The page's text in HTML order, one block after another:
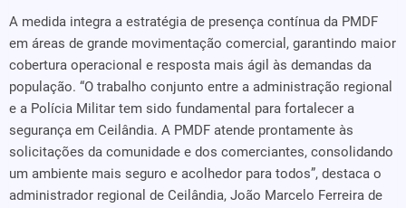
A medida integra a estratégia de presença contínua da PMDF
em áreas de grande movimentação comercial, garantindo maior
cobertura operacional e resposta mais ágil às demandas da
população. “O trabalho conjunto entre a administração regional
e a Polícia Militar tem sido fundamental para fortalecer a
segurança em Ceilândia. A PMDF atende prontamente às
solicitações da comunidade e dos comerciantes, consolidando
um ambiente mais seguro e acolhedor para todos”, destaca o
administrador regional de Ceilândia, João Marcelo Ferreira de